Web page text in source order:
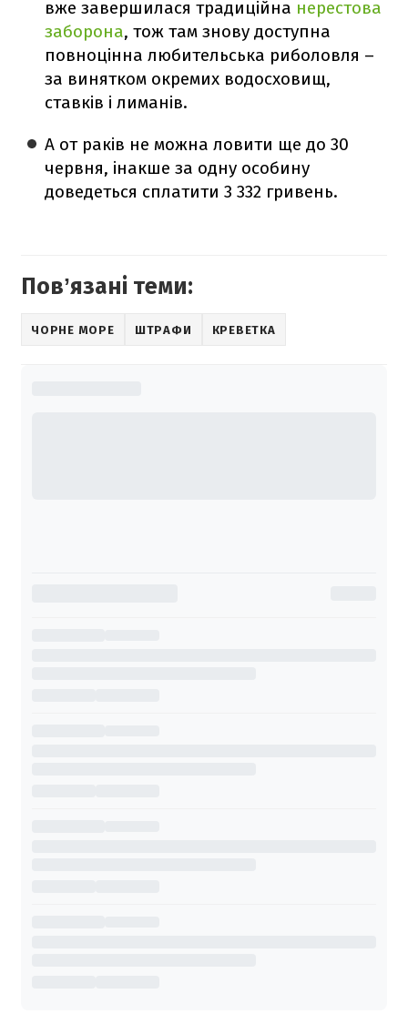
вже завершилася традиційна нерестова
заборона, тож там знову доступна
повноцінна любительська риболовля –
за винятком окремих водосховищ,
ставків і лиманів.
А от раків не можна ловити ще до 30
червня, інакше за одну особину
доведеться сплатити 3 332 гривень.
Повʼязані теми:
ЧОРНЕ МОРЕ ШТРАФИ КРЕВЕТКА